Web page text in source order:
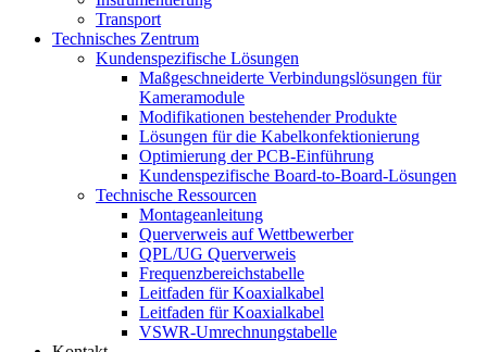
Transport
Technisches Zentrum
Kundenspezifische Lösungen
Maßgeschneiderte Verbindungslösungen für
Kameramodule
Modifikationen bestehender Produkte
Lösungen für die Kabelkonfektionierung
Optimierung der PCB-Einführung
Kundenspezifische Board-to-Board-Lösungen
Technische Ressourcen
Montageanleitung
Querverweis auf Wettbewerber
QPL/UG Querverweis
Frequenzbereichstabelle
Leitfaden für Koaxialkabel
Leitfaden für Koaxialkabel
VSWR-Umrechnungstabelle